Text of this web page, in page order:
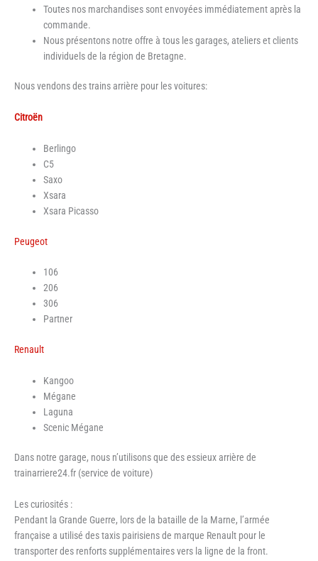
Toutes nos marchandises sont envoyées immédiatement après la
commande.
Nous présentons notre offre à tous les garages, ateliers et clients
individuels de la région de Bretagne.
Nous vendons des trains arrière pour les voitures:
Citroën
Berlingo
C5
Saxo
Xsara
Xsara Picasso
Peugeot
106
206
306
Partner
Renault
Kangoo
Mégane
Laguna
Scenic Mégane
Dans notre garage, nous n’utilisons que des essieux arrière de
trainarriere24.fr (service de voiture)
Les curiosités :
Pendant la Grande Guerre, lors de la bataille de la Marne, l’armée
française a utilisé des taxis pairisiens de marque Renault pour le
transporter des renforts supplémentaires vers la ligne de la front.